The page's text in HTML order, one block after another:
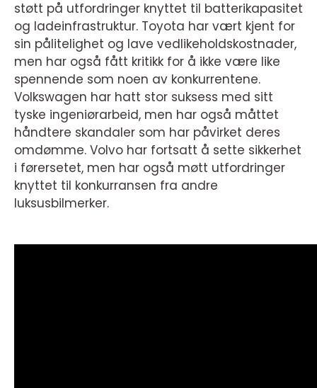
støtt på utfordringer knyttet til batterikapasitet
og ladeinfrastruktur. Toyota har vært kjent for
sin pålitelighet og lave vedlikeholdskostnader,
men har også fått kritikk for å ikke være like
spennende som noen av konkurrentene.
Volkswagen har hatt stor suksess med sitt
tyske ingeniørarbeid, men har også måttet
håndtere skandaler som har påvirket deres
omdømme. Volvo har fortsatt å sette sikkerhet
i førersetet, men har også møtt utfordringer
knyttet til konkurransen fra andre
luksusbilmerker.